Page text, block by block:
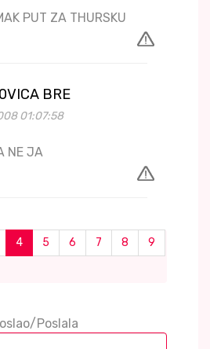
PUT ZA THURSKU
BRE
01:07:58
NE JA
4 5 6 7 8
9
Poslala